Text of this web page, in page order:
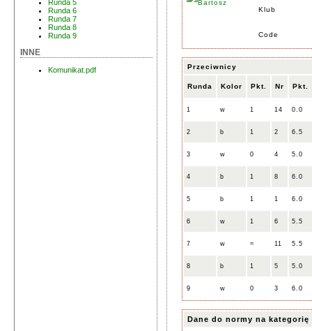
Runda 5
Runda 6
Runda 7
Runda 8
Runda 9
INNE
Komunikat.pdf
Klub
Code
Przeciwnicy
Runda Kolor Pkt. Nr Pkt.
1 w 1 14 0.0
2 b 1 2 6.5
3 w 0 4 5.0
4 b 1 8 6.0
5 b 1 1 6.0
6 w 1 6 5.5
7 w = 11 5.5
8 b 1 5 5.0
9 w 0 3 6.0
Dane do normy na kategorię